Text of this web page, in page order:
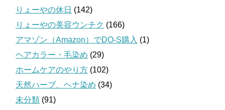
りょーやの休日 (142)
りょーやの美容ウンチク (166)
アマゾン（Amazon）でDO-S購入 (1)
ヘアカラー・毛染め (29)
ホームケアのやり方 (102)
天然ハーブ、ヘナ染め (34)
未分類 (91)